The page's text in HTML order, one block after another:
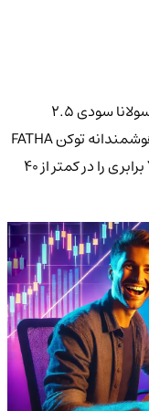
یک معامله‌گر ارز دیجیتال توانست تنها با ۱۳ سولانا سودی ۲.۵
میلیون دلاری کسب کند. با خرید و فروش هوشمندانه توکن FATHA
در بلاکچین سولانا، این معامله‌گر سودی ۷۵۰ برابری را در کمتر از ۴۰